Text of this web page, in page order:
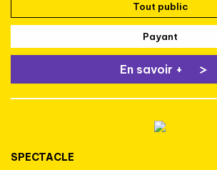
Tout public
Payant
En savoir +
SPECTACLE